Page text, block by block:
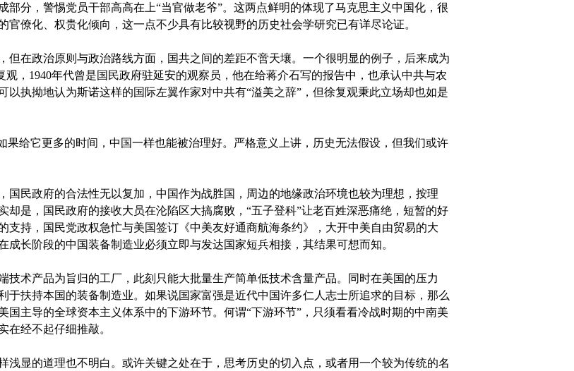
分，警惕党员干部高高在上“当官做老爷”。这两点鲜明的体现了马克思主义中国化，很
僚化、权贵化倾向，这一点不少具有比较视野的历史社会学研究已有详尽论证。
在政治原则与政治路线方面，国共之间的差距不啻天壤。一个很明显的例子，后来成为
观，1940年代曾是国民政府驻延安的观察员，他在给蒋介石写的报告中，也承认中共与农
以执拗地认为斯诺这样的国际左翼作家对中共有“溢美之辞”，但徐复观秉此立场却也如是
给它更多的时间，中国一样也能被治理好。严格意义上讲，历史无法假设，但我们或许
民政府的合法性无以复加，中国作为战胜国，周边的地缘政治环境也较为理想，按理
却是，国民政府的接收大员在沦陷区大搞腐败，“五子登科”让老百姓深恶痛绝，短暂的好
支持，国民党政权急忙与美国签订《中美友好通商航海条约》，大开中美自由贸易的大
长阶段的中国装备制造业必须立即与发达国家短兵相接，其结果可想而知。
术产品为旨归的工厂，此刻只能大批量生产简单低技术含量产品。同时在美国的压力
于扶持本国的装备制造业。如果说国家富强是近代中国许多仁人志士所追求的目标，那么
主导的全球资本主义体系中的下游环节。何谓“下游环节”，只须看看冷战时期的中南美
在经不起仔细推敲。
显的道理也不明白。或许关键之处在于，思考历史的切入点，或者用一个较为传统的名